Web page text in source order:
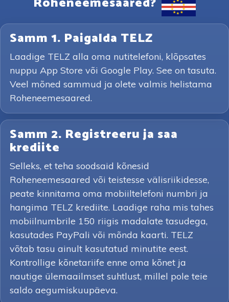
Samm 1. Paigalda TELZ
Laadige TELZ alla oma nutitelefoni, klõpsates
nuppu App Store või Google Play. See on tasuta.
Veel mõned sammud ja olete valmis helistama
Roheneemesaared.
Samm 2. Registreeru ja saa
krediite
Selleks, et teha soodsaid kõnesid
Roheneemesaared või teistesse välisriikidesse,
peate kinnitama oma mobiiltelefoni numbri ja
hangima TELZ krediite. Laadige raha mis tahes
mobiilnumbrile 150 riigis madalate tasudega,
kasutades PayPali või mõnda kaarti. TELZ
võtab tasu ainult kasutatud minutite eest.
Kontrollige kõnetariife enne oma kõnet ja
nautige ülemaailmset suhtlust, millel pole teie
saldo aegumiskuupäeva.